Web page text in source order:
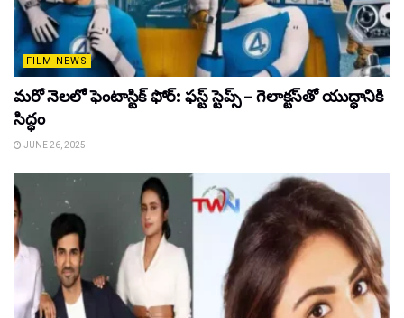
FILM NEWS
మరో నెలలో ఫెంటాస్టిక్ ఫోర్: ఫస్ట్ స్టెప్స్ – గెలాక్టస్‌తో యుద్ధానికి
సిద్ధం
JUNE 26, 2025